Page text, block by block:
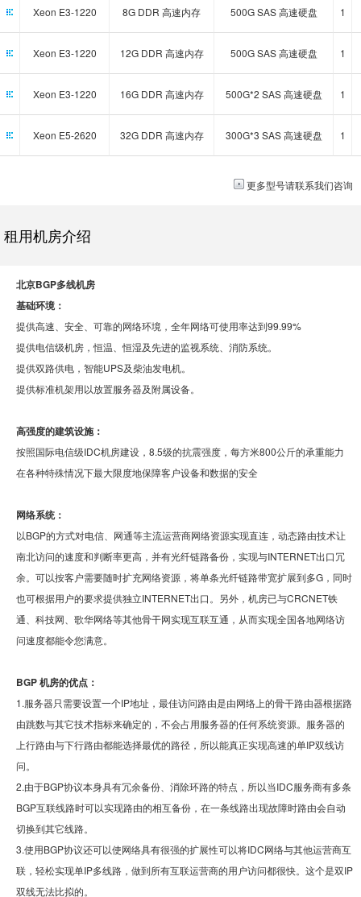
Xeon E3-1220 8G DDR 高速内存 500G SAS 高速硬盘 1
Xeon E3-1220 12G DDR 高速内存 500G SAS 高速硬盘 1
Xeon E3-1220 16G DDR 高速内存 500G*2 SAS 高速硬盘 1
Xeon E5-2620 32G DDR 高速内存 300G*3 SAS 高速硬盘 1
更多型号请联系我们咨询
租用机房介绍
北京BGP多线机房
基础环境：
提供高速、安全、可靠的网络环境，全年网络可使用率达到99.99%
提供电信级机房，恒温、恒湿及先进的监视系统、消防系统。
提供双路供电，智能UPS及柴油发电机。
提供标准机架用以放置服务器及附属设备。
高强度的建筑设施：
按照国际电信级IDC机房建设，8.5级的抗震强度，每方米800公斤的承重能力
在各种特殊情况下最大限度地保障客户设备和数据的安全
网络系统：
以BGP的方式对电信、网通等主流运营商网络资源实现直连，动态路由技术让
南北访问的速度和判断率更高，并有光纤链路备份，实现与INTERNET出口冗
余。可以按客户需要随时扩充网络资源，将单条光纤链路带宽扩展到多G，同时
也可根据用户的要求提供独立INTERNET出口。另外，机房已与CRCNET铁
通、科技网、歌华网络等其他骨干网实现互联互通，从而实现全国各地网络访
问速度都能令您满意。
BGP 机房的优点：
1.服务器只需要设置一个IP地址，最佳访问路由是由网络上的骨干路由器根据路
由跳数与其它技术指标来确定的，不会占用服务器的任何系统资源。服务器的
上行路由与下行路由都能选择最优的路径，所以能真正实现高速的单IP双线访
问。
2.由于BGP协议本身具有冗余备份、消除环路的特点，所以当IDC服务商有多条
BGP互联线路时可以实现路由的相互备份，在一条线路出现故障时路由会自动
切换到其它线路。
3.使用BGP协议还可以使网络具有很强的扩展性可以将IDC网络与其他运营商互
联，轻松实现单IP多线路，做到所有互联运营商的用户访问都很快。这个是双IP
双线无法比拟的。